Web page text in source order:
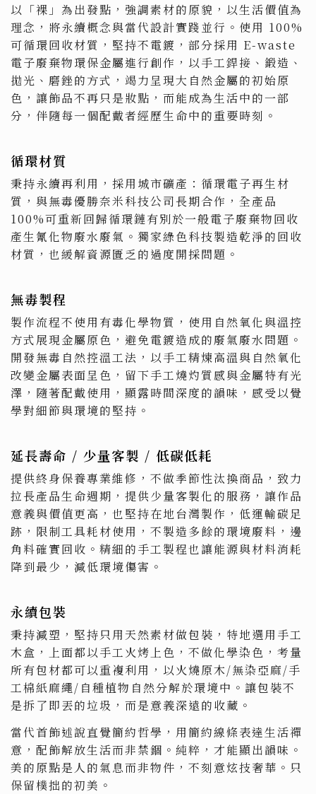
以「裸」為出發點，強調素材的原貌，以生活價值為
理念，將永續概念與當代設計實踐並行。使用 100%
可循環回收材質，堅持不電鍍，部分採用 E-waste
電子廢棄物環保金屬進行創作，以手工銲接、鍛造、
拋光、磨銼的方式，竭力呈現大自然金屬的初始原
色，讓飾品不再只是妝點，而能成為生活中的一部
分，伴隨每一個配戴者經歷生命中的重要時刻。
循環材質
秉持永續再利用，採用城市礦產：循環電子再生材
質，與無毒優勝奈米科技公司長期合作，全產品
100%可重新回歸循環鏈有別於一般電子廢棄物回收
產生氰化物廢水廢氣。獨家綠色科技製造乾淨的回收
材質，也緩解資源匱乏的過度開採問題。
無毒製程
製作流程不使用有毒化學物質，使用自然氧化與溫控
方式展現金屬原色，避免電鍍造成的廢氣廢水問題。
開發無毒自然控溫工法，以手工精煉高溫與自然氧化
改變金屬表面呈色，留下手工燒灼質感與金屬特有光
澤，隨著配戴使用，顯露時間深度的韻味，感受以覺
學對細節與環境的堅持。
延長壽命 / 少量客製 / 低碳低耗
提供終身保養專業維修，不做季節性汰換商品，致力
拉長產品生命週期，提供少量客製化的服務，讓作品
意義與價值更高，也堅持在地台灣製作，低運輸碳足
跡，限制工具耗材使用，不製造多餘的環境廢料，邊
角料確實回收。精細的手工製程也讓能源與材料消耗
降到最少，減低環境傷害。
永續包裝
秉持減塑，堅持只用天然素材做包裝，特地選用手工
木盒，上面都以手工火烤上色，不做化學染色，考量
所有包材都可以重複利用，以火燒原木/無染亞麻/手
工棉紙麻繩/自種植物自然分解於環境中。讓包裝不
是拆了即丟的垃圾，而是意義深遠的收藏。
當代首飾述說直覺簡約哲學，用簡約線條表達生活禪
意，配飾解放生活而非禁錮。純粹，才能顯出韻味。
美的原點是人的氣息而非物件，不刻意炫技奢華。只
保留樸拙的初美。